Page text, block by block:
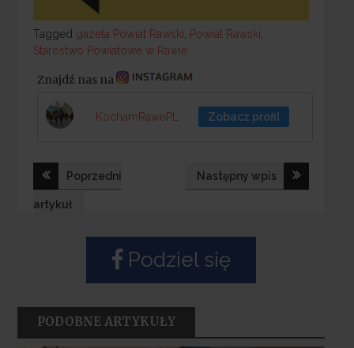
Tagged
Tagged gazeta Powiat Rawski, Powiat Rawski,
Starostwo Powiatowe w Rawie
Znajdź nas na
KochamRawePL Zobacz profil
Nawigacja
wpisu
Poprzedni
artykuł
Następny wpis
Podziel się
PODOBNE ARTYKUŁY